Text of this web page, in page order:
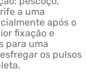
a uma
após o
fixação e
para uma
os pulsos